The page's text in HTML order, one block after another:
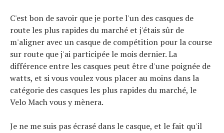
C'est bon de savoir que je porte l'un des casques de
route les plus rapides du marché et j'étais sûr de
m'aligner avec un casque de compétition pour la course
sur route que j'ai participée le mois dernier. La
différence entre les casques peut être d'une poignée de
watts, et si vous voulez vous placer au moins dans la
catégorie des casques les plus rapides du marché, le
Velo Mach vous y mènera.
Je ne me suis pas écrasé dans le casque, et le fait qu'il